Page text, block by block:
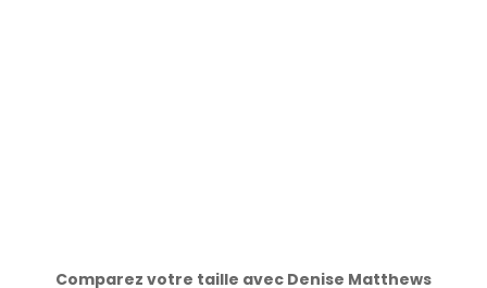
Comparez votre taille avec Denise Matthews